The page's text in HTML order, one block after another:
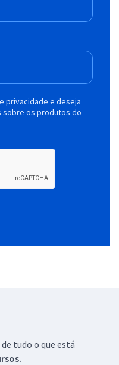
privacidade e deseja
sobre os produtos do
tudo o que está